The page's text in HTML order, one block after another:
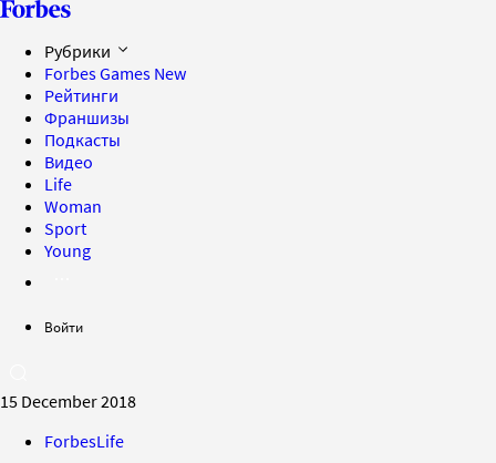
Рубрики
Forbes Games New
Рейтинги
Франшизы
Подкасты
Видео
Life
Woman
Sport
Young
Войти
15 December 2018
ForbesLife